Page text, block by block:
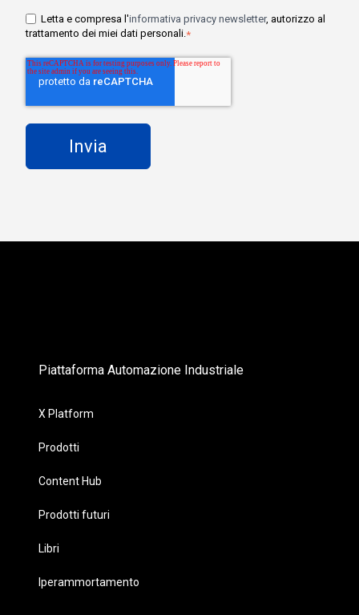
Letta e compresa l'informativa privacy newsletter, autorizzo al
trattamento dei miei dati personali.*
Piattaforma Automazione Industriale
X Platform
Prodotti
Content Hub
Prodotti futuri
Libri
Iperammortamento